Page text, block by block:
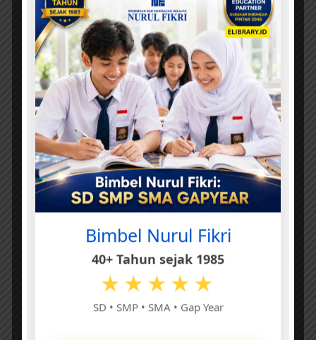
Bimbel Nurul Fikri
40+ Tahun sejak 1985
★★★★★
SD • SMP • SMA • Gap Year